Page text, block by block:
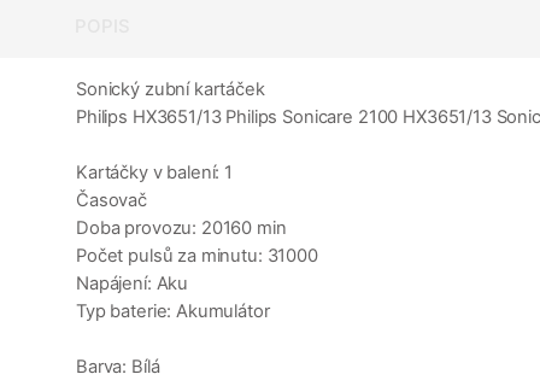
Sonický zubní kartáček
Philips HX3651/13 Philips Sonicare 2100 HX3651/13
Kartáčky v balení: 1
Časovač
Doba provozu: 20160 min
Počet pulsů za minutu: 31000
Napájení: Aku
Typ baterie: Akumulátor
Barva: Bílá